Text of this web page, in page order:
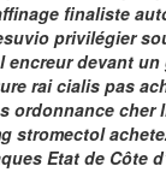
finaliste
privilégier
devant un
rai cialis pas
ordonnance cher
stromectol
Etat de Côte